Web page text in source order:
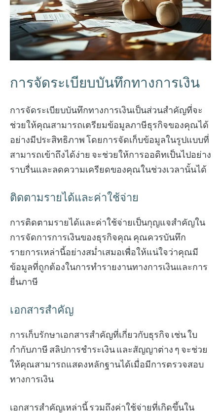
การจัดระเบียบบันทึกทางการเงิน
การจัดระเบียบบันทึกทางการเงินเป็นส่วนสำคัญที่จะ
ช่วยให้คุณสามารถเตรียมข้อมูลภาษีธุรกิจของคุณได้
อย่างมีประสิทธิภาพ โดยการจัดเก็บข้อมูลในรูปแบบที่
สามารถเข้าถึงได้ง่าย จะช่วยให้การออดิทเป็นไปอย่าง
ราบรื่นและลดความเครียดของคุณในช่วงเวลานั้นได้
ติดตามรายได้และค่าใช้จ่าย
การติดตามรายได้และค่าใช้จ่ายเป็นกุญแจสำคัญใน
การจัดการการเงินของธุรกิจคุณ คุณควรบันทึก
รายการเหล่านี้อย่างสม่ำเสมอเพื่อให้แน่ใจว่าคุณมี
ข้อมูลที่ถูกต้องในการทำรายงานทางการเงินและการ
ยื่นภาษี
เอกสารสำคัญ
การเก็บรักษาเอกสารสำคัญที่เกี่ยวกับธุรกิจ เช่น ใบ
กำกับภาษี สลิปการชำระเงิน และสัญญาต่าง ๆ จะช่วย
ให้คุณสามารถแสดงหลักฐานได้เมื่อมีการตรวจสอบ
ทางการเงิน
เอกสารสำคัญเหล่านี้ รวมถึงค่าใช้จ่ายที่เกิดขึ้นใน